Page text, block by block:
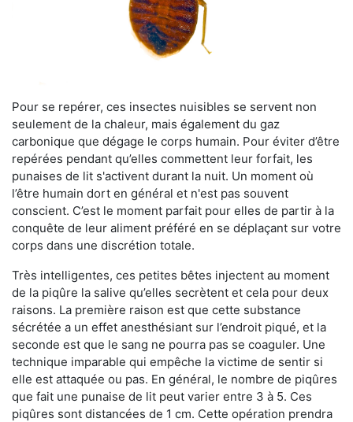
Pour se repérer, ces insectes nuisibles se servent non
seulement de la chaleur, mais également du gaz
carbonique que dégage le corps humain. Pour éviter d’être
repérées pendant qu’elles commettent leur forfait, les
punaises de lit s'activent durant la nuit. Un moment où
l’être humain dort en général et n'est pas souvent
conscient. C’est le moment parfait pour elles de partir à la
conquête de leur aliment préféré en se déplaçant sur votre
corps dans une discrétion totale.
Très intelligentes, ces petites bêtes injectent au moment
de la piqûre la salive qu’elles secrètent et cela pour deux
raisons. La première raison est que cette substance
sécrétée a un effet anesthésiant sur l’endroit piqué, et la
seconde est que le sang ne pourra pas se coaguler. Une
technique imparable qui empêche la victime de sentir si
elle est attaquée ou pas. En général, le nombre de piqûres
que fait une punaise de lit peut varier entre 3 à 5. Ces
piqûres sont distancées de 1 cm. Cette opération prendra